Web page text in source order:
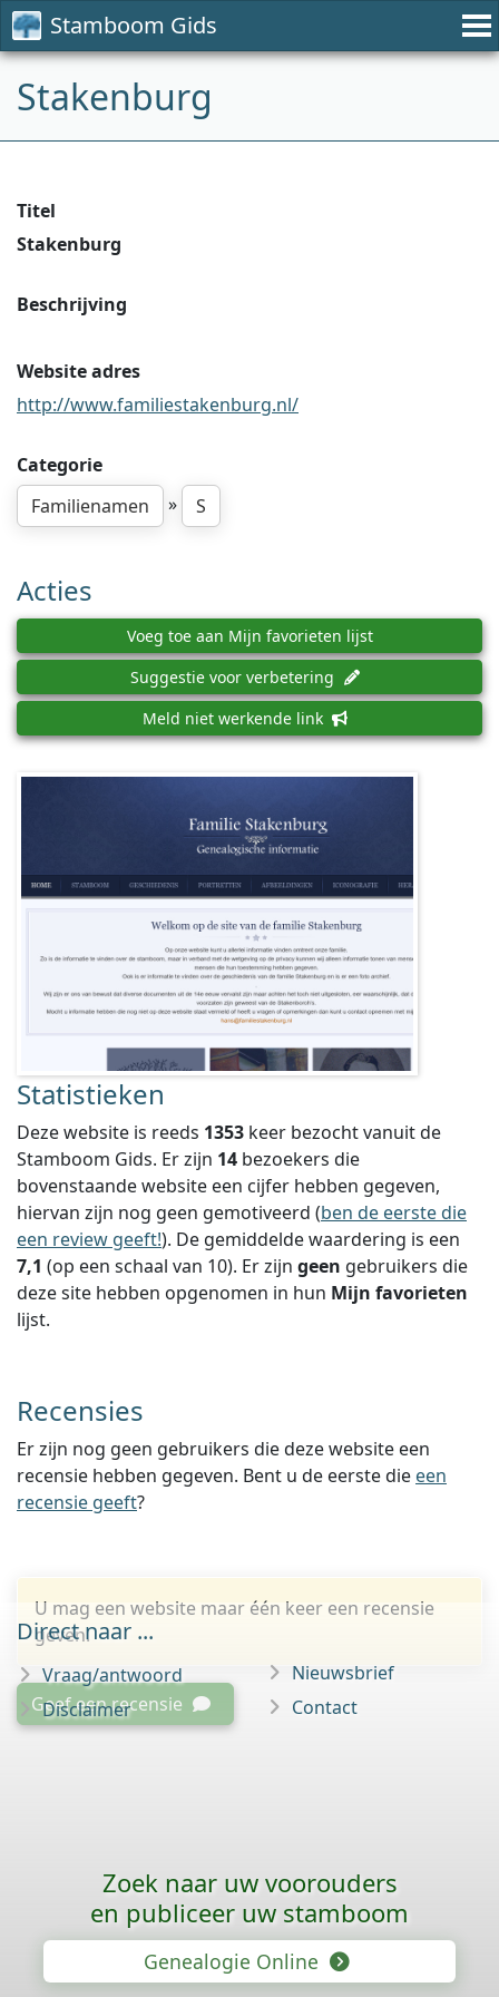
Stamboom Gids
Stakenburg
Titel
Stakenburg
Beschrijving
Website adres
http://www.familiestakenburg.nl/
Categorie
Familienamen
» S
Acties
Voeg toe aan Mijn favorieten lijst
Suggestie voor verbetering
Meld niet werkende link
Statistieken
Deze website is reeds 1353 keer bezocht vanuit de
Stamboom Gids. Er zijn 14 bezoekers die
bovenstaande website een cijfer hebben gegeven,
hiervan zijn nog geen gemotiveerd (ben de eerste die
een review geeft!). De gemiddelde waardering is een
7,1 (op een schaal van 10). Er zijn geen gebruikers die
deze site hebben opgenomen in hun Mijn favorieten
lijst.
Recensies
Er zijn nog geen gebruikers die deze website een
recensie hebben gegeven. Bent u de eerste die een
recensie geeft?
U mag een website maar één keer een recensie
geven.
Geef een recensie
Direct naar ...
Vraag/antwoord
Disclaimer
Nieuwsbrief
Contact
Zoek naar uw voorouders
en publiceer uw stamboom
Genealogie Online